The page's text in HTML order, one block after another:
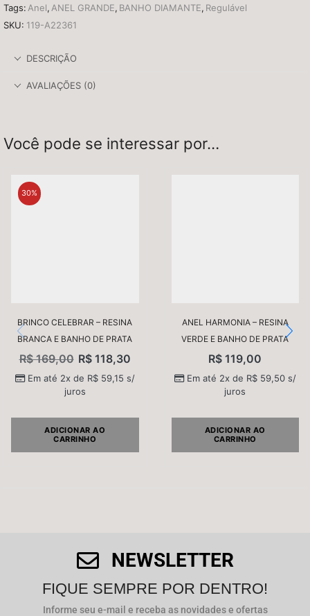
Tags:Anel,ANEL GRANDE, BANHO DIAMANTE, Regulável
SKU: 119-A22361
DESCRIÇÃO
AVALIAÇÕES (0)
Você pode se interessar por…
30%
BRINCO CELEBRAR – RESINA
BRANCA E BANHO DE PRATA
R$169,00 R$ 118,30
Em até 2x de R$59,15 s/
juros
ADICIONAR AO
CARRINHO
ANEL HARMONIA – RESINA
VERDE E BANHO DE PRATA
R$ 119,00
Em até 2x de R$59,50s/
juros
ADICIONAR AO
CARRINHO
NEWSLETTER
FIQUE SEMPRE POR DENTRO!
Informe seu e-mail e receba as novidades e ofertas